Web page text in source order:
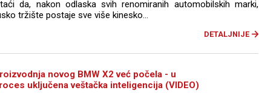
da, nakon odlaska svih renomiranih automobilskih marki,
tržište postaje sve više kinesko...
DETALJNIJE
novog BMW X2 već počela - u
uključena veštačka inteligencija (VIDEO)